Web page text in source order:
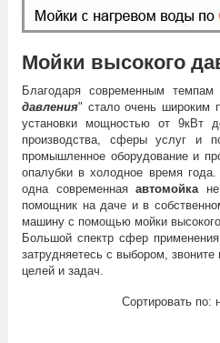
Мойки высокого
Благодаря современным
давления" стало очень широким
установки мощностью от 9кВт
производства, сферы услуг и
промышленное оборудование и
опалубки в холодное время
одна современнаяавтомойкане
помощник на даче и в
машину с помощью мойки
Большой спектр сфер
затрудняетесь с выбором,
целей и задач.
Сортировать по: